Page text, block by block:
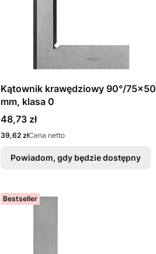
Kątownik krawędziowy 90°/75x50
mm, klasa 0
Cena
48,73 zł
Cena
39,62 złCena netto
Powiadom, gdy będzie dostępny
Bestseller